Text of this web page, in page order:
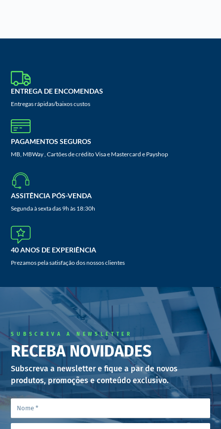
ENTREGA DE ENCOMENDAS
Entregas rápidas/baixos custos
PAGAMENTOS SEGUROS
MB, MBWay , Cartões de crédito Visa e Mastercard e Payshop
ASSITÊNCIA PÓS-VENDA
Segunda à sexta das 9h às 18:30h
40 ANOS DE EXPERIÊNCIA
Prezamos pela satisfação dos nossos clientes
SUBSCREVA A NEWSLETTER
RECEBA NOVIDADES
Subscreva a newsletter e fique a par de novos
produtos, promoções e conteúdo exclusivo.